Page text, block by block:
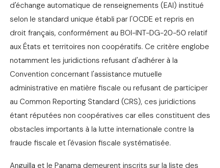
d'échange automatique de renseignements (EAI) institué
selon le standard unique établi par l'OCDE et repris en
droit français, conformément au BOI-INT-DG-20-50 relatif
aux États et territoires non coopératifs. Ce critère englobe
notamment les juridictions refusant d'adhérer à la
Convention concernant l'assistance mutuelle
administrative en matière fiscale ou refusant de participer
au Common Reporting Standard (CRS), ces juridictions
étant réputées non coopératives car elles constituent des
obstacles importants à la lutte internationale contre la
fraude fiscale et l'évasion fiscale systématisée.
Anguilla et le Panama demeurent inscrits sur la liste des